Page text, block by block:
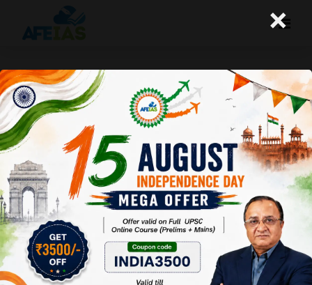
योजना : ग्रीन हाइड्रोजन : ऊर्जा क्षेत्र में भारत
का भविष्य
Afeias 22 Feb 2025
To Download Click Here.
×